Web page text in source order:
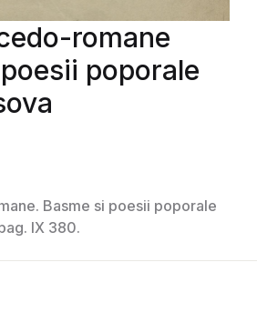
romane
poporale
Basme si poesii poporale
IX 380.